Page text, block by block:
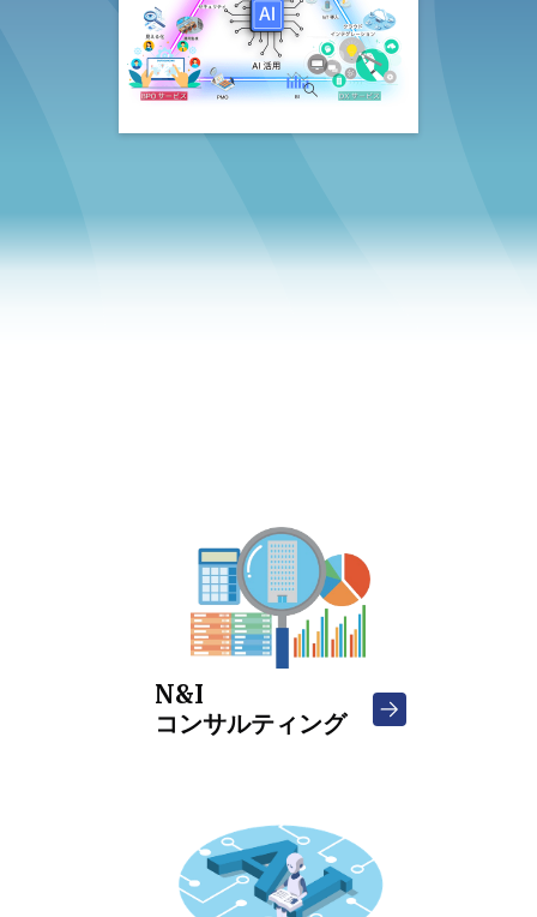
N&I
コンサルティング